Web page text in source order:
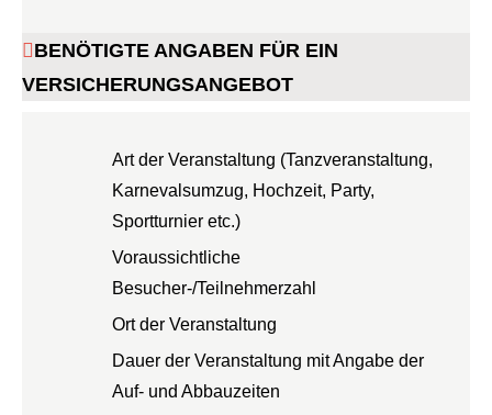
BENÖTIGTE ANGABEN FÜR EIN
VERSICHERUNGSANGEBOT
Art der Veranstaltung (Tanzveranstaltung,
Karnevalsumzug, Hochzeit, Party,
Sportturnier etc.)
Voraussichtliche
Besucher-/Teilnehmerzahl
Ort der Veranstaltung
Dauer der Veranstaltung mit Angabe der
Auf- und Abbauzeiten